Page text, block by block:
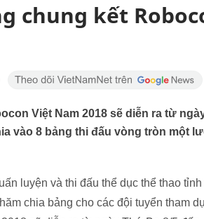
chung kết
Việt Nam 2018 sẽ diễn ra từ
vào 8 bảng thi đấu vòng tròn một
luyện và thi đấu thể dục thể thao
chia bảng cho các đội tuyển tham